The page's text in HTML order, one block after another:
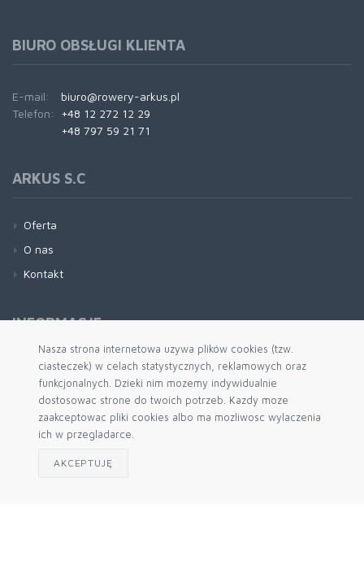
Nasza strona internetowa uzywa plików cookies (tzw.
ciasteczek) w celach statystycznych, reklamowych oraz
funkcjonalnych. Dzieki nim mozemy indywidualnie
dostosowac strone do twoich potrzeb. Kazdy moze
zaakceptowac pliki cookies albo ma mozliwosc wylaczenia
ich w przegladarce.
AKCEPTUJĘ
BIURO OBSŁUGI KLIENTA
E-mail:
biuro@rowery-arkus.pl
Telefon:
+48 12 272 12 29
+48 797 59 21 71
ARKUS S.C
Oferta
O nas
Kontakt
INFORMACJE
Regulamin
Kontakt
Polityka Prywatności